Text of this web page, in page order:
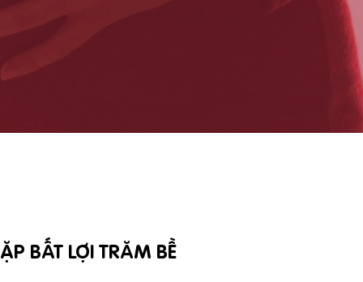
BẤT LỢI TRĂM BỀ